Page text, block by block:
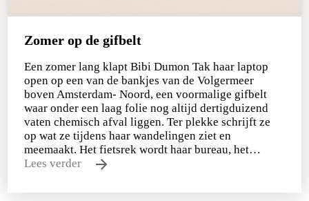
Zomer op de gifbelt
Een zomer lang klapt Bibi Dumon Tak haar laptop
open op een van de bankjes van de Volgermeer
boven Amsterdam- Noord, een voormalige gifbelt
waar onder een laag folie nog altijd dertigduizend
vaten chemisch afval liggen. Ter plekke schrijft ze
op wat ze tijdens haar wandelingen ziet en
meemaakt. Het fietsrek wordt haar bureau, het…
Lees verder